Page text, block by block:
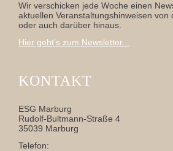
Wir verschicken jede Woche einen
aktuellen Veranstaltungshinweisen von
oder auch darüber hinaus.
Hier geht's zum Newsletter...
KONTAKT
ESG Marburg
Rudolf-Bultmann-Straße 4
35039 Marburg
Telefon: